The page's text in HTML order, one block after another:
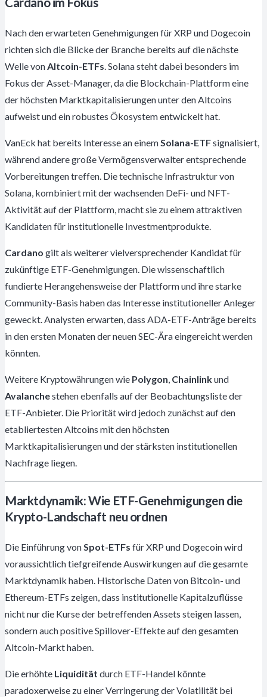
Nach den erwarteten Genehmigungen für XRP und Dogecoin
richten sich die Blicke der Branche bereits auf die nächste
Welle von Altcoin-ETFs . Solana steht dabei besonders im
Fokus der Asset-Manager, da die Blockchain-Plattform eine
der höchsten Marktkapitalisierungen unter den Altcoins
aufweist und ein robustes Ökosystem entwickelt hat.
VanEck hat bereits Interesse an einem Solana-ETFsignalisiert,
während andere große Vermögensverwalter entsprechende
Vorbereitungen treffen. Die technische Infrastruktur von
Solana, kombiniert mit der wachsenden DeFi- und NFT-
Aktivität auf der Plattform, macht sie zu einem attraktiven
Kandidaten für institutionelle Investmentprodukte.
Cardano gilt als weiterer vielversprechender Kandidat für
zukünftige ETF-Genehmigungen. Die wissenschaftlich
fundierte Herangehensweise der Plattform und ihre starke
Community-Basis haben das Interesse institutioneller Anleger
geweckt. Analysten erwarten, dass ADA-ETF-Anträge bereits
in den ersten Monaten der neuen SEC-Ära eingereicht werden
könnten.
Weitere Kryptowährungen wie Polygon Chainlinkund
Avalanchestehen ebenfalls auf der Beobachtungsliste der
ETF-Anbieter. Die Priorität wird jedoch zunächst auf den
etabliertesten Altcoins mit den höchsten
Marktkapitalisierungen und der stärksten institutionellen
Nachfrage liegen.
Marktdynamik: Wie ETF-Genehmigungen die
Krypto-Landschaft neu ordnen
Die Einführung vonSpot-ETFs für XRP und Dogecoin wird
voraussichtlich tiefgreifende Auswirkungen auf die gesamte
Marktdynamik haben. Historische Daten von Bitcoin- und
Ethereum-ETFs zeigen, dass institutionelle Kapitalzuflüsse
nicht nur die Kurse der betreffenden Assets steigen lassen,
sondern auch positive Spillover-Effekte auf den gesamten
Altcoin-Markt haben.
Die erhöhte Liquidität durch ETF-Handel könnte
paradoxerweise zu einer Verringerung der Volatilität bei